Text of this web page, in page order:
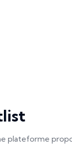
plateforme